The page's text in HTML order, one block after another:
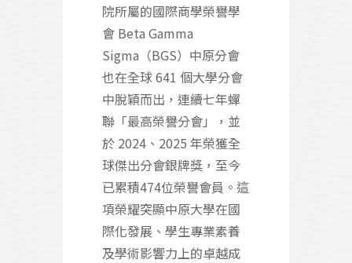
院所屬的國際商學榮譽學
會 Beta Gamma
Sigma（BGS）中原分會
也在全球 641 個大學分會
中脫穎而出，連續七年蟬
聯「最高榮譽分會」，並
於 2024、2025 年榮獲全
球傑出分會銀牌獎，至今
已累積474位榮譽會員。這
項榮耀突顯中原大學在國
際化發展、學生專業素養
及學術影響力上的卓越成